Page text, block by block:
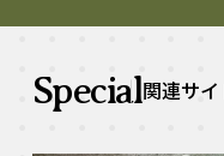
Special関連サイ